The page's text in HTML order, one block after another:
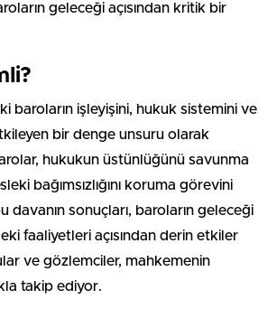
geleceği açısından kritik bir
baroların işleyişini, hukuk sistemini ve
bir denge unsuru olarak
hukukun üstünlüğünü savunma
bağımsızlığını koruma görevini
davanın sonuçları, baroların geleceği
faaliyetleri açısından derin etkiler
ve gözlemciler, mahkemenin
takip ediyor.